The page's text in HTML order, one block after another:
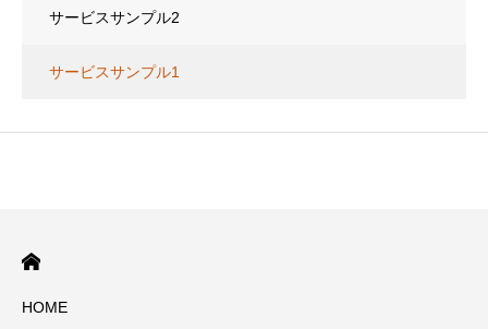
サービスサンプル2
サービスサンプル1
HOME